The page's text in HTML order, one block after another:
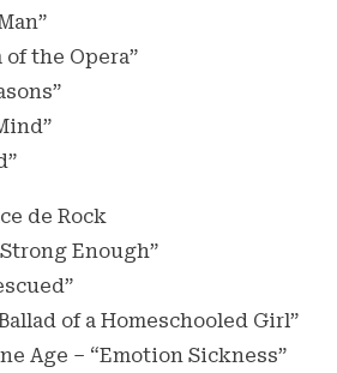
of the Opera”
de Rock
Enough”
of a Homeschooled Girl”
Age – “Emotion Sickness”